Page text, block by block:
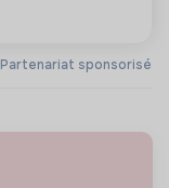
Partenariat sponsorisé